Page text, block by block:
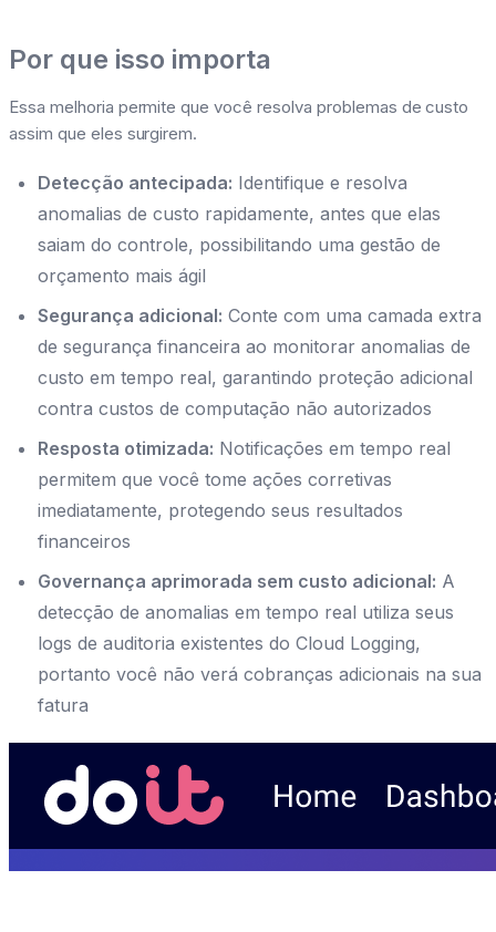
Por que isso importa
Essa melhoria permite que você resolva problemas de custo
assim que eles surgirem.
Detecção antecipada: Identifique e resolva
anomalias de custo rapidamente, antes que elas
saiam do controle, possibilitando uma gestão de
orçamento mais ágil
Segurança adicional: Conte com uma camada extra
de segurança financeira ao monitorar anomalias de
custo em tempo real, garantindo proteção adicional
contra custos de computação não autorizados
Resposta otimizada: Notificações em tempo real
permitem que você tome ações corretivas
imediatamente, protegendo seus resultados
financeiros
Governança aprimorada sem custo adicional: A
detecção de anomalias em tempo real utiliza seus
logs de auditoria existentes do Cloud Logging,
portanto você não verá cobranças adicionais na sua
fatura